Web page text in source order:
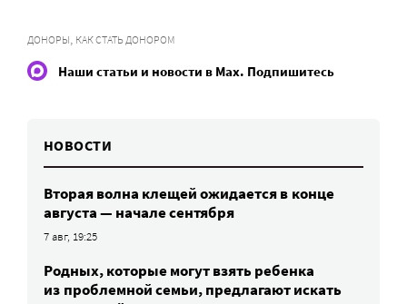
ДОНОРЫ, КАК СТАТЬ ДОНОРОМ
Наши статьи и новости в Max. Подпишитесь
НОВОСТИ
Вторая волна клещей ожидается в конце
августа — начале сентября
7 авг, 19:25
Родных, которые могут взять ребенка
из проблемной семьи, предлагают искать